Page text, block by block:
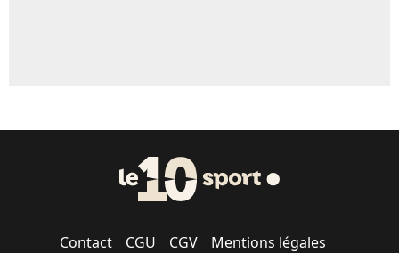
Contact CGU CGV Mentions légales